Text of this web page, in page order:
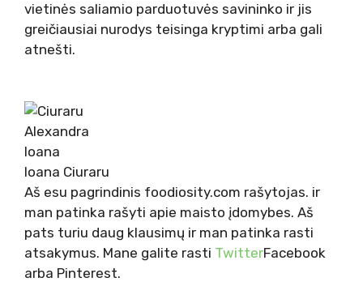
vietinės saliamio parduotuvės savininko ir jis
greičiausiai nurodys teisinga kryptimi arba gali
atnešti.
Ioana Ciuraru
Aš esu pagrindinis foodiosity.com rašytojas. ir
man patinka rašyti apie maisto įdomybes. Aš
pats turiu daug klausimų ir man patinka rasti
atsakymus. Mane galite rasti TwitterFacebook
arba Pinterest.